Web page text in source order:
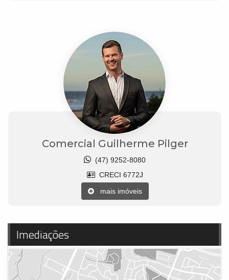
Comercial Guilherme Pilger
(47) 9252-8080
CRECI 6772J
mais imóveis
Imediações